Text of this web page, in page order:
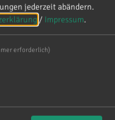
jederzeit abändern.
/ Impressum.
erforderlich)